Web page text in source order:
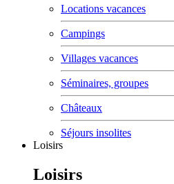
Locations vacances
Campings
Villages vacances
Séminaires, groupes
Châteaux
Séjours insolites
Loisirs
Loisirs